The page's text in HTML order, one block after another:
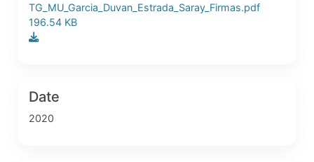
TG_MU_Garcia_Duvan_Estrada_Saray_Firmas.pdf
196.54 KB
Date
2020